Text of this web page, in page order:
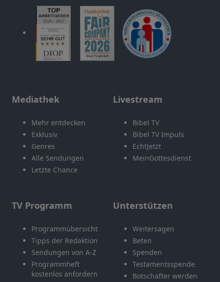
Mediathek
Mehr entdecken
Exklusiv
Genres
Alle Sendungen
Letzte Chance
Livestream
Bibel TV
Bibel TV Impuls
EchtJetzt
MeinGottesdienst
TV Programm
Programmübersicht
Tipps der Redaktion
Sendungen von A-Z
Programmheft
kostenlos anfordern
Unterstützen
Weitersagen
Beten
Spenden
Testamentsspende
Botschafter werden